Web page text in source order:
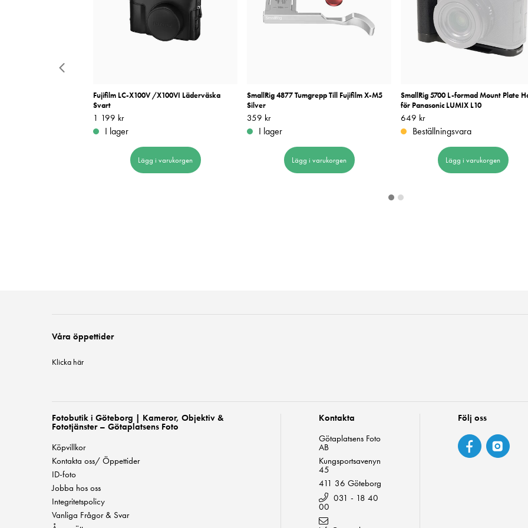
Fujifilm LC-X100V /X100VI Läderväska
Svart
Pris:1 199 kr
1 199 kr
I lager
Lägg i varukorgen
SmallRig 4877 Tumgrepp Till Fujifilm X-M5
Silver
Pris: 359 kr
359 kr
I lager
Lägg i varukorgen
SmallRig 5700 L-formad Mount Plate
för Panasonic LUMIX L10
Pris: 649 kr
649 kr
Beställningsvara
Lägg i varukorgen
Våra öppettider
Klicka här
Fotobutik i Göteborg | Kameror, Objektiv &
Fototjänster – Götaplatsens Foto
Köpvillkor
Kontakta oss/ Öppettider
ID-foto
Jobba hos oss
Integritetspolicy
Vanliga Frågor & Svar
Kontakta
Götaplatsens Foto
AB
Kungsportsavenyn
45
411 36 Göteborg
031 - 18 40
00
Följ oss